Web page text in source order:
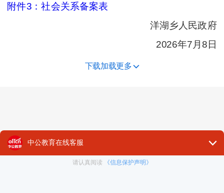
附件3：社会关系备案表
洋湖乡人民政府
2026年7月8日
下载加载更多